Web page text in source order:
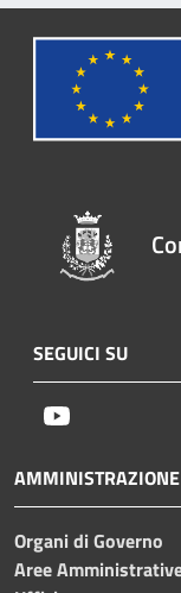
SEGUICI SU
AMMINISTRAZIONE
Organi di Governo
Aree